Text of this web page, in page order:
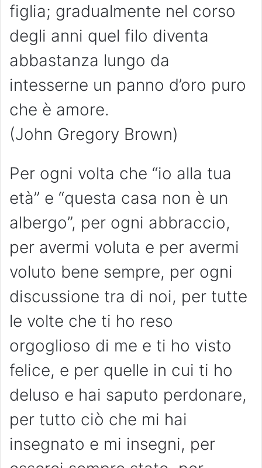
figlia; gradualmente nel corso
degli anni quel filo diventa
abbastanza lungo da
intesserne un panno d’oro puro
che è amore.
(John Gregory Brown)
Per ogni volta che “io alla tua
età” e “questa casa non è un
albergo”, per ogni abbraccio,
per avermi voluta e per avermi
voluto bene sempre, per ogni
discussione tra di noi, per tutte
le volte che ti ho reso
orgoglioso di me e ti ho visto
felice, e per quelle in cui ti ho
deluso e hai saputo perdonare,
per tutto ciò che mi hai
insegnato e mi insegni, per